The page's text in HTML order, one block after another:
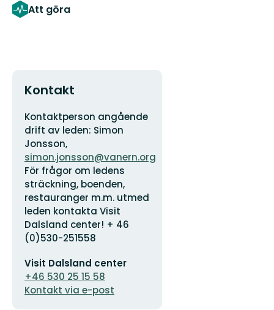
Att göra
Kontakt
Adress
Kontaktperson angående
drift av leden: Simon
Jonsson,
simon.jonsson@vanern.org
För frågor om ledens
sträckning, boenden,
restauranger m.m. utmed
leden kontakta Visit
Dalsland center! + 46
(0)530-251558
postadress
Visit Dalsland center
+46 530 25 15 58
Kontakt via e-post